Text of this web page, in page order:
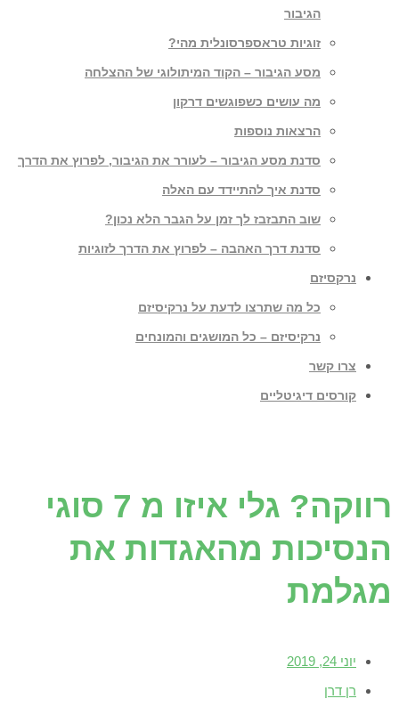
הגיבור
זוגיות טראספרסונלית מהי?
מסע הגיבור – הקוד המיתולוגי של ההצלחה
מה עושים כשפוגשים דרקון
הרצאות נוספות
סדנת מסע הגיבור – לעורר את הגיבור, לפרוץ את הדרך
סדנת איך להתיידד עם האלה
שוב התבזבז לך זמן על הגבר הלא נכון?
סדנת דרך האהבה – לפרוץ את הדרך לזוגיות
נרקסיזם
כל מה שתרצו לדעת על נרקיסיזם
נרקיסיזם – כל המושגים והמונחים
צרו קשר
קורסים דיגיטליים
רווקה? גלי איזו מ 7 סוגי
הנסיכות מהאגדות את
מגלמת
יוני 24, 2019
רן דרן